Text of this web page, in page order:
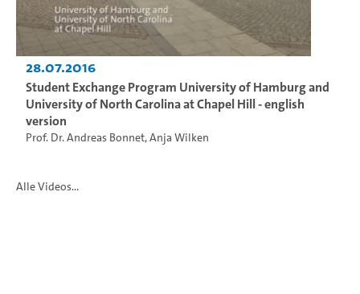
28.07.2016
Student Exchange Program University of Hamburg and
University of North Carolina at Chapel Hill - english
version
Prof. Dr. Andreas Bonnet,Anja Wilken
Alle Videos...